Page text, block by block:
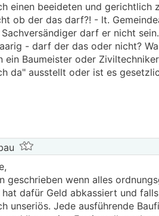
einen beeideten und gerichtlich
ob der das darf?! - lt.
darf er nicht
- darf der das oder nicht?
ein Baumeister oder
da" ausstellt oder ist es
geschrieben wenn alles
hat dafür Geld abkassiert und
unseriös. Jede ausführende